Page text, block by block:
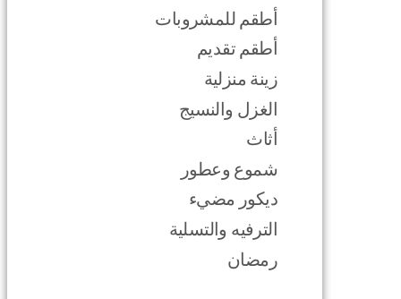
أطقم للمشروبات
أطقم تقديم
زينة منزلية
الغزل والنسيج
أثاث
شموع وعطور
ديكور مضيء
الترفيه والتسلية
رمضان